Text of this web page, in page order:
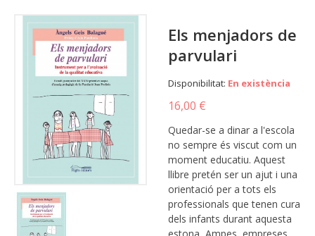
Els menjadors de
parvulari
Disponibilitat: En existència
16,00 €
Quedar-se a dinar a l'escola
no sempre és viscut com un
moment educatiu. Aquest
llibre pretén ser un ajut i una
orientació per a tots els
professionals que tenen cura
dels infants durant aquesta